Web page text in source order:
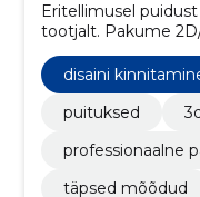
Eritellimusel
tootjalt. Pakume
ja professionaalset
tagamiseks.
disaini
puituksed
professionaalne
täpsed mõõdud